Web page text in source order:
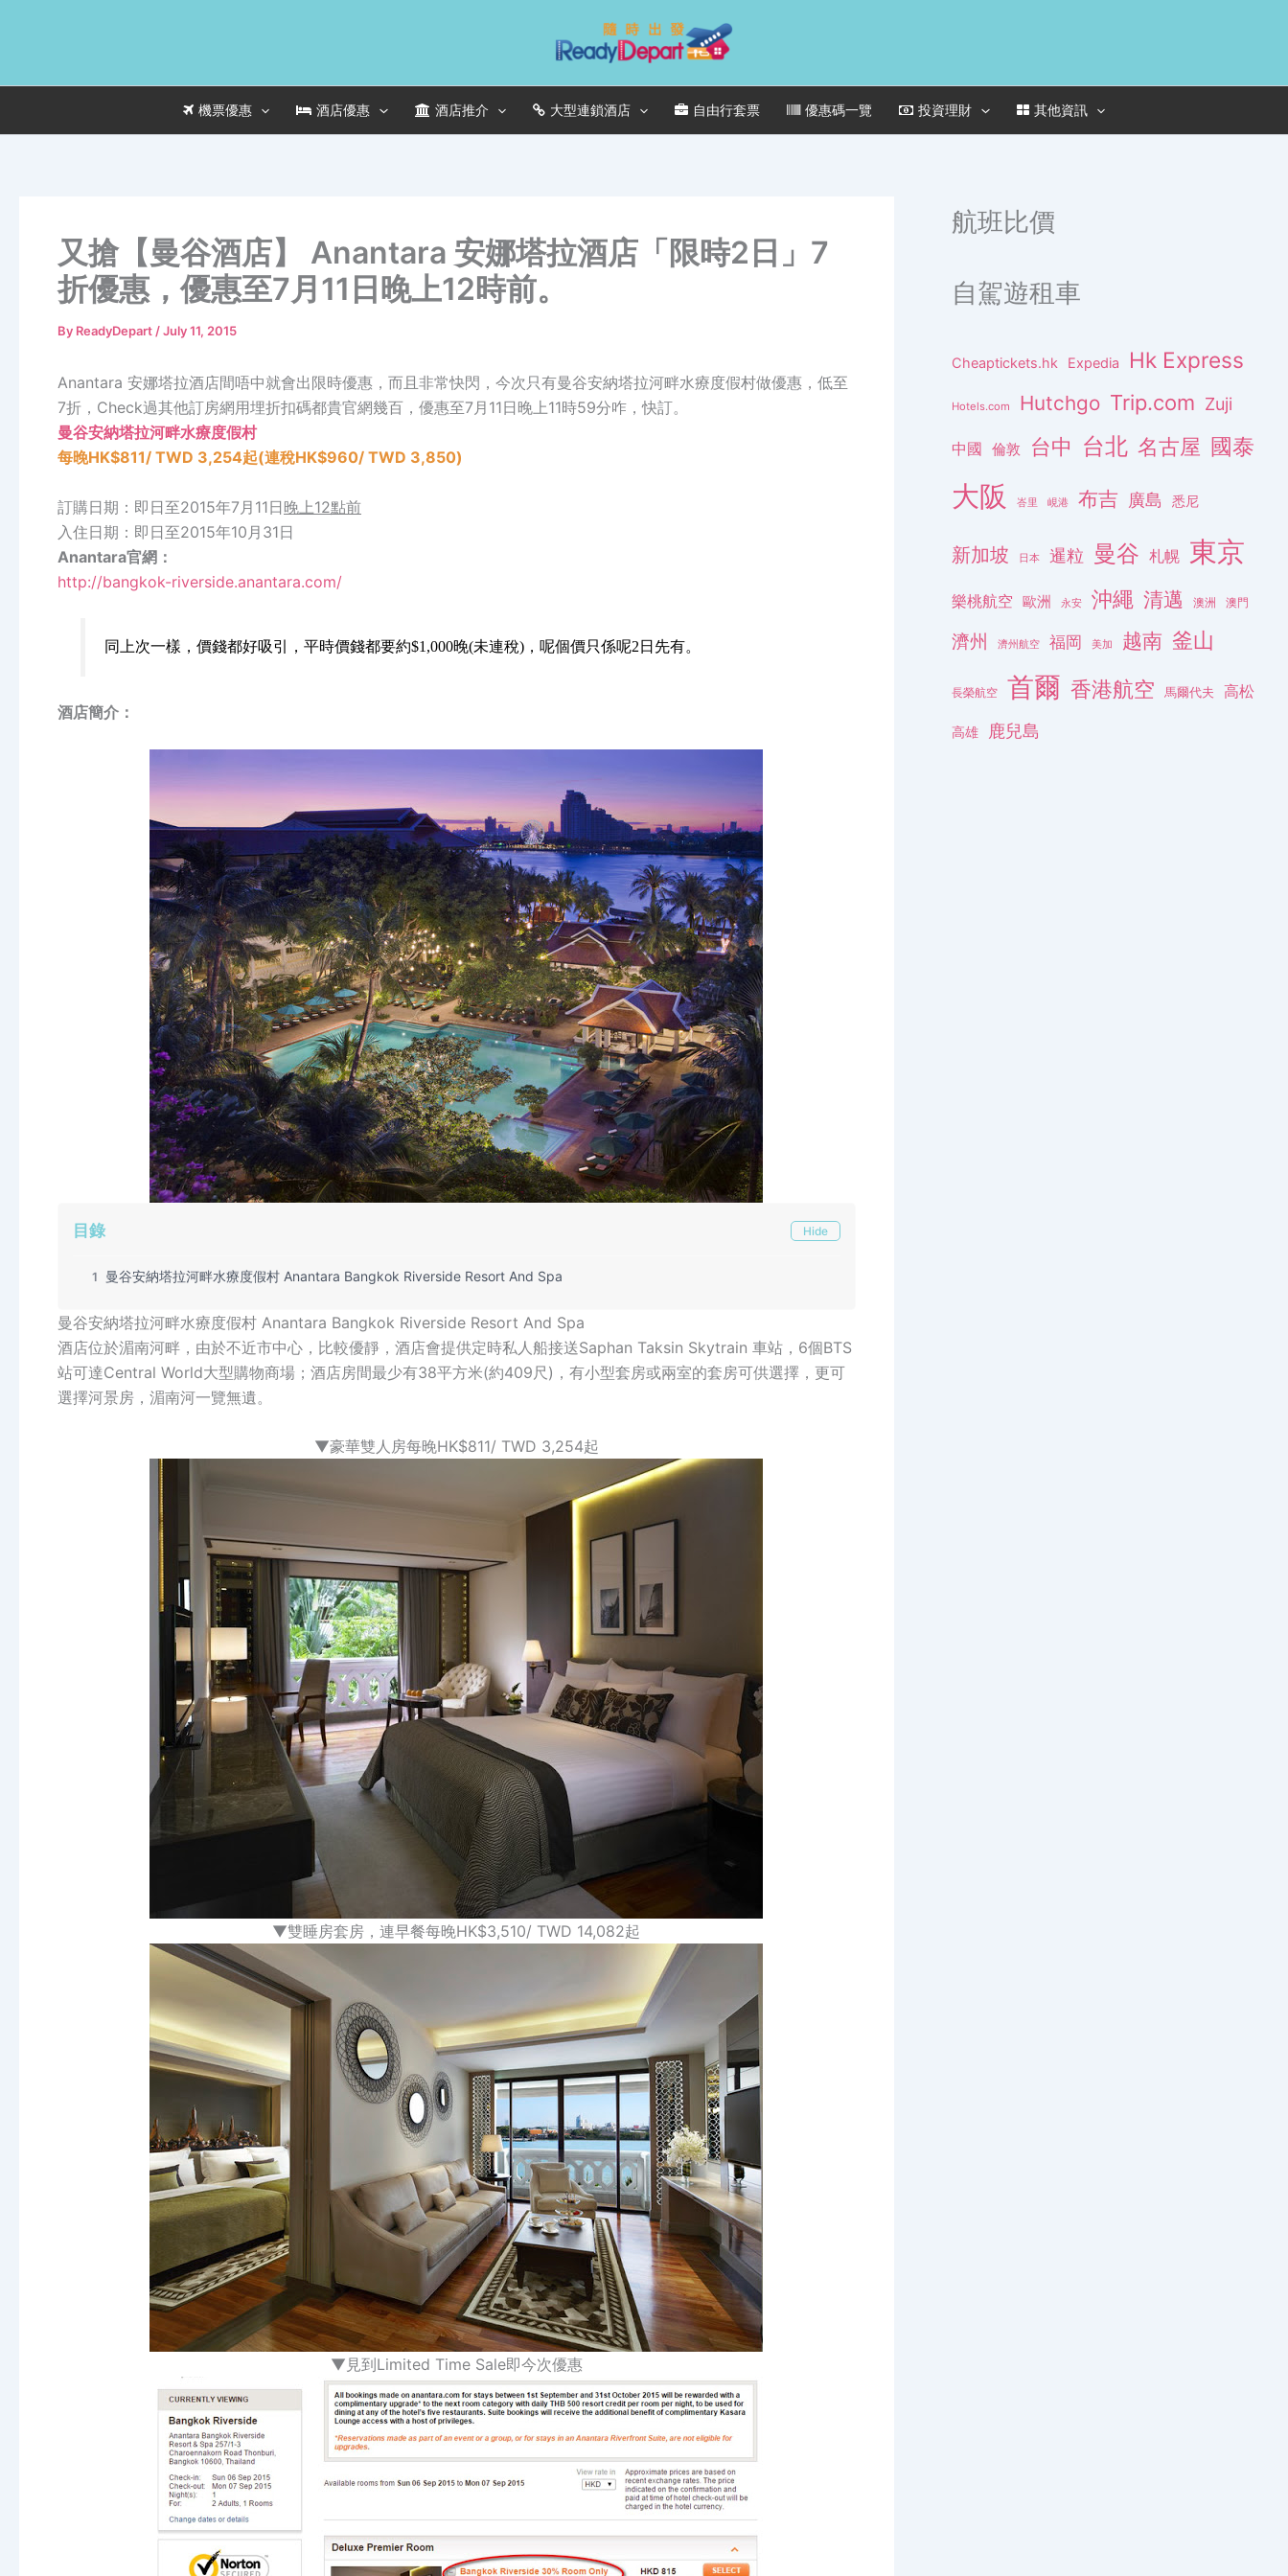
機票優惠 酒店優惠 酒店推介 大型連鎖酒店 自由行套票 優惠碼一覽 投資理財 其他資訊
又搶【曼谷酒店】 Anantara 安娜塔拉酒店「限時2日」7
折優惠，優惠至7月11日晚上12時前。
By ReadyDepart /July 11, 2015
Anantara 安娜塔拉酒店間唔中就會出限時優惠，而且非常快閃，今次只有曼谷安納塔拉河畔水療度假村做優惠，低至
7折，Check過其他訂房網用埋折扣碼都貴官網幾百，優惠至7月11日晚上11時59分咋，快訂。
曼谷安納塔拉河畔水療度假村
每晚HK$811/ TWD 3,254起(連稅HK$960/ TWD 3,850)
訂購日期：即日至2015年7月11日 晚上12點前
入住日期：即日至2015年10月31日
Anantara官網：
http://bangkok-riverside.anantara.com/
同上次一樣，價錢都好吸引，平時價錢都要約$1,000晚(未連稅)，呢個價只係呢2日先有。
酒店簡介：
目錄 Hide
1 曼谷安納塔拉河畔水療度假村 Anantara Bangkok Riverside Resort And Spa
曼谷安納塔拉河畔水療度假村 Anantara Bangkok Riverside Resort And Spa
酒店位於湄南河畔，由於不近市中心，比較優靜，酒店會提供定時私人船接送Saphan Taksin Skytrain 車站，6個BTS
站可達Central World大型購物商場；酒店房間最少有38平方米(約409尺)，有小型套房或兩室的套房可供選擇，更可
選擇河景房，湄南河一覽無遺。
▼豪華雙人房每晚HK$811/ TWD 3,254起
▼雙睡房套房，連早餐每晚HK$3,510/ TWD 14,082起
▼見到Limited Time Sale即今次優惠
航班比價
自駕遊租車
Cheaptickets.hk Expedia Hk Express
Hotels.com Hutchgo Trip.com Zuji
中國 倫敦 台中 台北 名古屋 國泰
大阪 峇里 峴港 布吉 廣島 悉尼
新加坡 日本 暹粒 曼谷 札幌 東京
樂桃航空 歐洲 永安 沖繩 清邁 澳洲 澳門
濟州 濟州航空 福岡 美加 越南 釜山
長榮航空 首爾 香港航空 馬爾代夫 高松
高雄 鹿兒島